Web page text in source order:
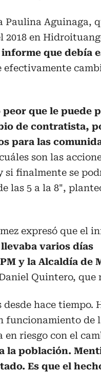
Paulina Aguinaga,
2018 en
que debía
efectivamente
que le puede
de contratista,
para las
son las
si finalmente se
las 5 a la 8",
expresó que el
varios días
y la Alcaldía de
Quintero, que
hace tiempo.
funcionamiento de
riesgo con el
la población.
Es que el